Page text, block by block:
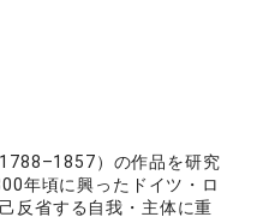
）の作品を研究
年頃に興ったドイツ・ロ
反省する自我・主体に重